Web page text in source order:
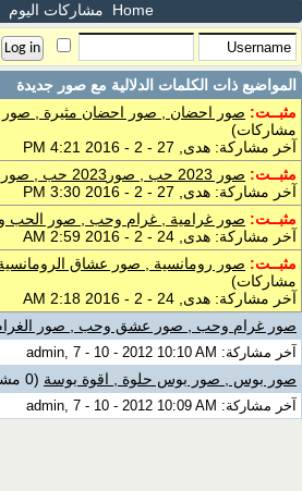
Home مشاركات اليوم
المواضيع ذات الكلمات الدلالية مع صور جديدة
مثبــت: صور احضان , صور احضان مثيرة ,
مشاركات)
آخر مشاركة: هدى, 27 - 2 - 2016 4:21 PM
مثبــت: صور 2023 حب , صور2023 حب , صور عشاق وحب
آخر مشاركة: هدى, 27 - 2 - 2016 3:30 PM
مثبــت: صور غرامية , غرام وحب , صور الحب
آخر مشاركة: هدى, 24 - 2 - 2016 2:59 AM
مثبــت: صور رومانسية , صور عشاق
مشاركات)
آخر مشاركة: هدى, 24 - 2 - 2016 2:18 AM
صور غرام وحب , صور عشق وحب , صور
آخر مشاركة: admin, 7 - 10 - 2012 10:10 AM
صور بوس , صور بوس حلوة , اقوة بوسة (0 مشاركات)
آخر مشاركة: admin, 7 - 10 - 2012 10:09 AM